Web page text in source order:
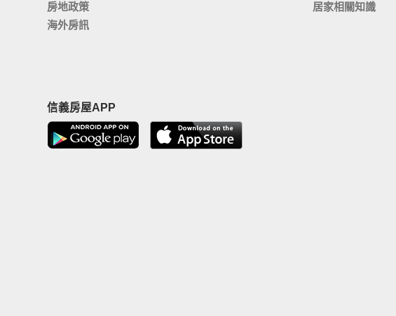
房地政策
海外房訊
居家相關知識
信義房屋APP